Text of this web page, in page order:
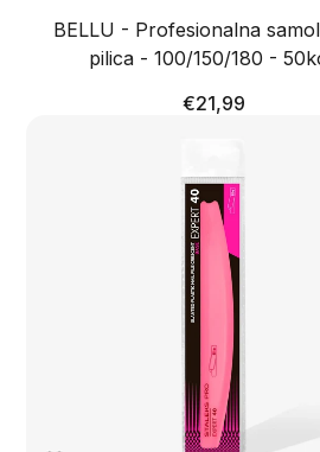
BELLU - Profesionalna
pilica - 100/150/180 -
Redna
€21,99